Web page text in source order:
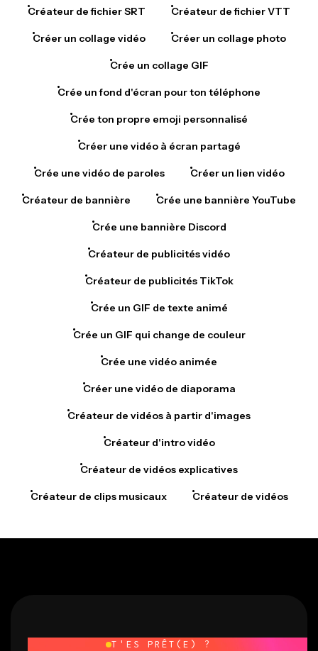
Créateur de fichier SRT Créateur de fichier VTT
Créer un collage vidéo Créer un collage photo
Crée un collage GIF
Crée un fond d'écran pour ton téléphone
Crée ton propre emoji personnalisé
Créer une vidéo à écran partagé
Crée une vidéo de paroles Créer un lien vidéo
Créateur de bannière Crée une bannière YouTube
Crée une bannière Discord
Créateur de publicités vidéo
Créateur de publicités TikTok
Crée un GIF de texte animé
Crée un GIF qui change de couleur
Crée une vidéo animée
Créer une vidéo de diaporama
Créateur de vidéos à partir d'images
Créateur d'intro vidéo
Créateur de vidéos explicatives
Créateur de clips musicaux Créateur de vidéos
T'ES PRÊT(E) ?